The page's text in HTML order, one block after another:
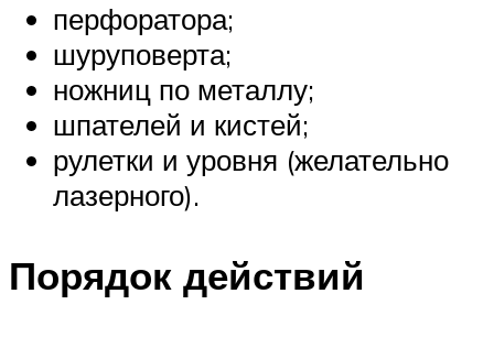
перфоратора;
шуруповерта;
ножниц по металлу;
шпателей и кистей;
рулетки и уровня (желательно
лазерного).
Порядок действий